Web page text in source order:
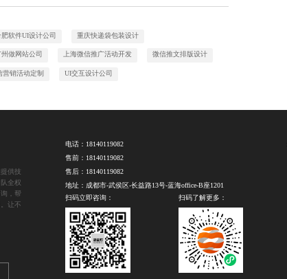
肥软件UI设计公司 重庆快递袋包装设计
州做网站公司 上海微信推广活动开发 微信推文排版设计
营销活动定制 UI交互设计公司
供技
全权
，帮
让不
电话： 18140119082
售前： 18140119082
售后： 18140119082
地址：成都市-武侯区-长益路13号-蓝海office-B座1201
扫码立即咨询：
扫码了解更多：